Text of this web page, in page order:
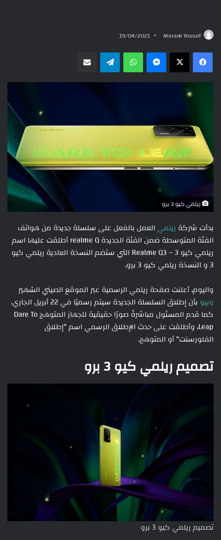
Maram Yousef
19/04/2021
ماسنجر واتسابتيلقرام
ريلمي كيو 3 برو
بدأت شركة ريلمي العمل بالفعل على سلسلة جديدة من هواتف
الفئة المتوسطة ضمن الفئة الجديدة realme Q أطلقت عليها اسم
ريلمي كيو 3 – Realme Q3 التي ستضم النسخة العادية ريلمي كيو
3 و النسخة ريلمي كيو 3 برو.
واليوم، أعلنت صفحة ريلمي الرسمية عبر الموقع الصيني الشهير
ويبو
بأن إطلاق السلسلة الجديدة سيتم رسميًا في 22 أبريل الجاري.
كما قدم المسئول مباشرةً صورًا حقيقية للجهاز المتوهج Dare To
Leap، وأطلقت على حدث الإطلاق الرسمي اسم “إطلاق
الفلورسنت” أو المتوهج.
تصميم ريلمي كيو 3 برو
تصميم ريلمي كيو 3 برو